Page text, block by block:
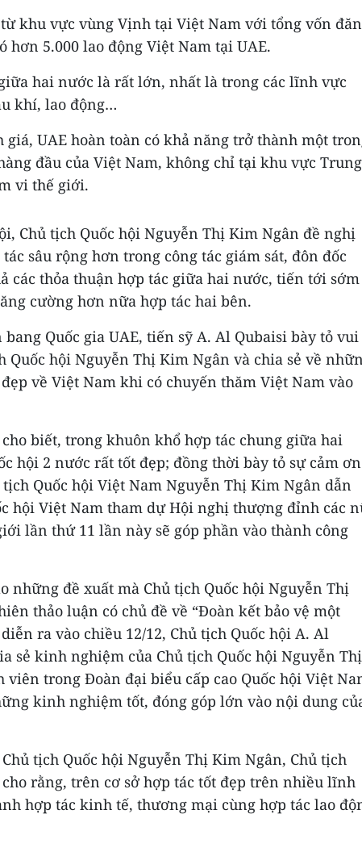
khu vực vùng Vịnh tại Việt Nam với tổng vốn
hơn 5.000 lao động Việt Nam tại UAE.
hai nước là rất lớn, nhất là trong các lĩnh vực
khí, lao động…
giá, UAE hoàn toàn có khả năng trở thành một
đầu của Việt Nam, không chỉ tại khu vực Trung
vi thế giới.
Chủ tịch Quốc hội Nguyễn Thị Kim Ngân đề nghị
sâu rộng hơn trong công tác giám sát, đôn đốc
các thỏa thuận hợp tác giữa hai nước, tiến tới sớm
cường hơn nữa hợp tác hai bên.
Quốc gia UAE, tiến sỹ A. Al Qubaisi bày tỏ vui
Quốc hội Nguyễn Thị Kim Ngân và chia sẻ về
về Việt Nam khi có chuyến thăm Việt Nam vào
cho biết, trong khuôn khổ hợp tác chung giữa hai
hội 2 nước rất tốt đẹp; đồng thời bày tỏ sự cảm ơn
Quốc hội Việt Nam Nguyễn Thị Kim Ngân dẫn
hội Việt Nam tham dự Hội nghị thượng đỉnh các
lần thứ 11 lần này sẽ góp phần vào thành công
những đề xuất mà Chủ tịch Quốc hội Nguyễn Thị
thảo luận có chủ đề về “Đoàn kết bảo vệ một
ra vào chiều 12/12, Chủ tịch Quốc hội A. Al
sẻ kinh nghiệm của Chủ tịch Quốc hội Nguyễn Thị
viên trong Đoàn đại biểu cấp cao Quốc hội Việt
kinh nghiệm tốt, đóng góp lớn vào nội dung
tịch Quốc hội Nguyễn Thị Kim Ngân, Chủ tịch
rằng, trên cơ sở hợp tác tốt đẹp trên nhiều lĩnh
hợp tác kinh tế, thương mại cùng hợp tác lao